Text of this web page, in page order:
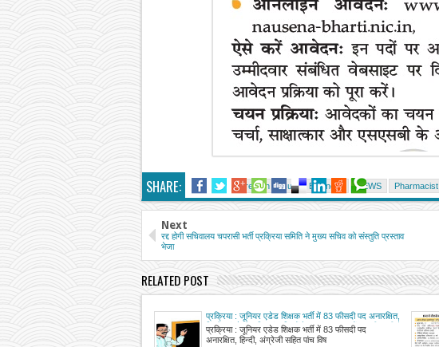
Fireman Junior Engineer NEWS Pharmacist
SHARE:
Next
रद्द होगी सचिवालय चपरासी भर्ती प्रक्रिया समिति ने मुख्य सचिव को संस्तुति प्रस्ताव
भेजा
RELATED POST
प्रक्रिया : जूनियर एडेड शिक्षक भर्ती में 83 फीसदी पद अनारक्षित,
हिन्दी, अंग्रेजी सहित पांच विषयों के कुल 1262 पदों पर की जानी है
भर्ती, अभ्यर्थियों को 15 फरवरी तकग्रहण कराया जाएगा कार्यभार
प्रक्रिया : जूनियर एडेड शिक्षक भर्ती में 83 फीसदी पद
अनारक्षित, हिन्दी, अंग्रेजी सहित पांच विष